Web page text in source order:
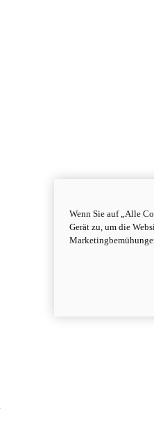
Wenn Sie auf „Alle
Gerät zu, um die